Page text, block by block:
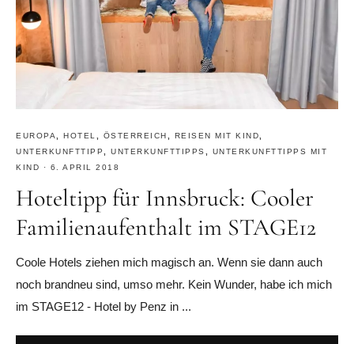
EUROPA HOTEL ÖSTERREICH REISEN MIT KIND
UNTERKUNFTTIPP
UNTERKUNFTTIPPS
UNTERKUNFTTIPPS MIT
KIND · 6. APRIL 2018
Hoteltipp für Innsbruck: Cooler
Familienaufenthalt im STAGE12
Coole Hotels ziehen mich magisch an. Wenn sie dann auch
noch brandneu sind, umso mehr. Kein Wunder, habe ich mich
im STAGE12 - Hotel by Penz in ...